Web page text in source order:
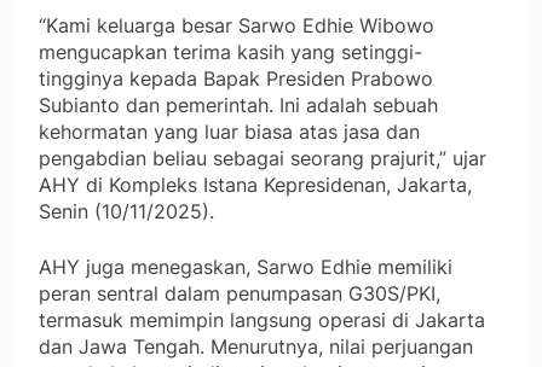
“Kami keluarga besar Sarwo Edhie Wibowo
mengucapkan terima kasih yang setinggi-
tingginya kepada Bapak Presiden Prabowo
Subianto dan pemerintah. Ini adalah sebuah
kehormatan yang luar biasa atas jasa dan
pengabdian beliau sebagai seorang prajurit,” ujar
AHY di Kompleks Istana Kepresidenan, Jakarta,
Senin (10/11/2025).
AHY juga menegaskan, Sarwo Edhie memiliki
peran sentral dalam penumpasan G30S/PKI,
termasuk memimpin langsung operasi di Jakarta
dan Jawa Tengah. Menurutnya, nilai perjuangan